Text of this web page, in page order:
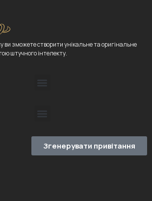
ви зможете створити унікальне та оригінальне
штучного інтелекту.
Згенерувати привітання